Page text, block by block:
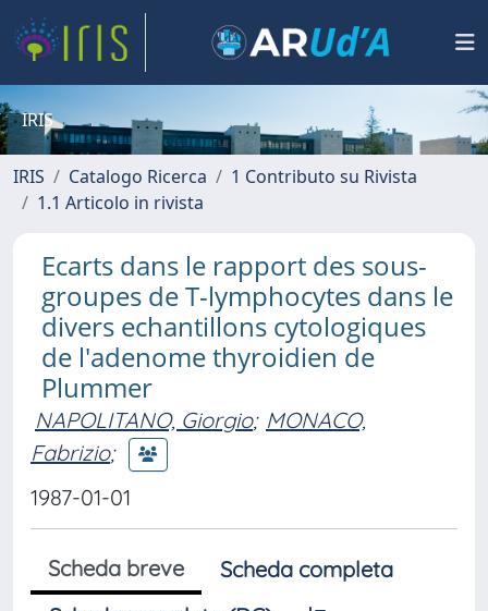
IRIS
IRIS Catalogo Ricerca
1 Contributo su Rivista
1.1 Articolo in rivista
Ecarts dans le rapport des sous-
groupes de T-lymphocytes dans le
divers echantillons cytologiques
de l'adenome thyroidien de
Plummer
NAPOLITANO, Giorgio; MONACO,
Fabrizio;
1987-01-01
Scheda breve
Scheda completa